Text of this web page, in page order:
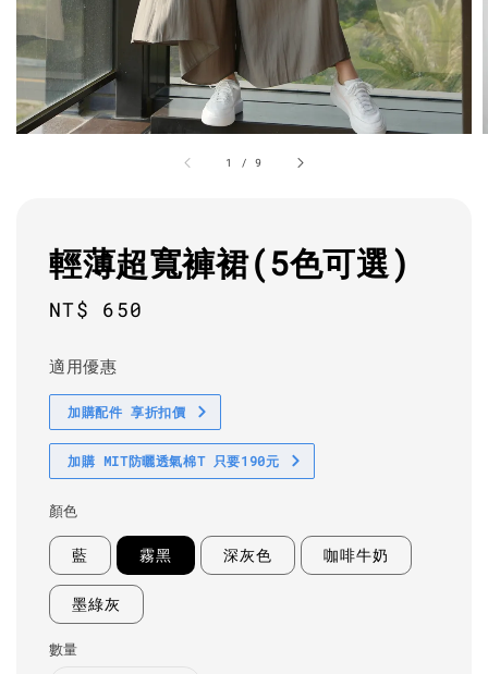
1 /9
輕薄超寬褲裙(5色可選)
Regular
NT$ 650
適用優惠
加購配件 享折扣價
加購 MIT防曬透氣棉T 只要190元
顏色
藍 霧黑 深灰色 咖啡牛奶
墨綠灰
數量